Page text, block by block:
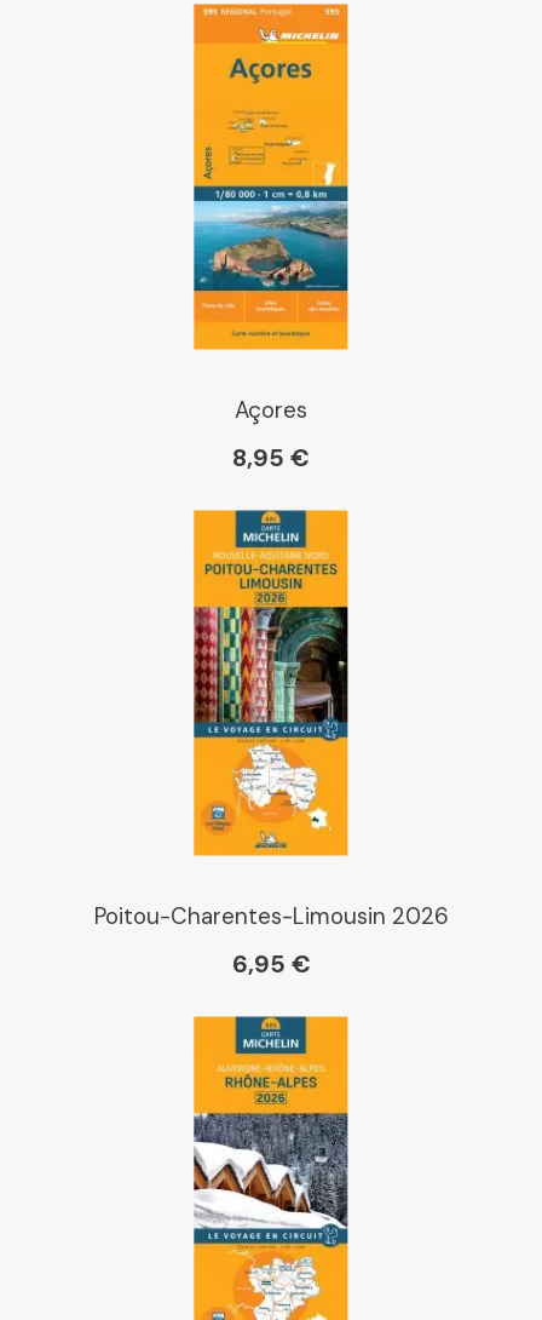
Kleber
Place des libraires
E Leclerc
Açores
8,95 €
Poitou-Charentes-Limousin 2026
6,95 €